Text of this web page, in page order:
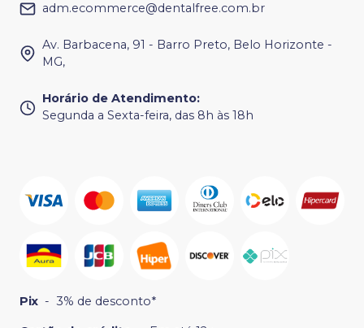
adm.ecommerce@dentalfree.com.br
Av. Barbacena, 91 - Barro Preto, Belo Horizonte -
MG,
Horário de Atendimento:
Segunda a Sexta-feira, das 8h às 18h
Pix - 3% de desconto*